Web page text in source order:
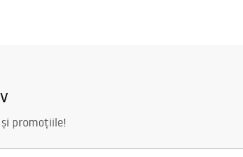
cu sita, suporturi de fixare,
promoțiile!